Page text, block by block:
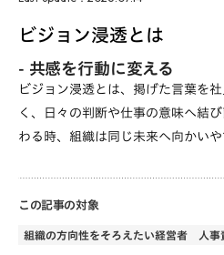
ビジョン浸透とは
- 共感を行動に変える
ビジョン浸透とは、掲げた言葉を
く、日々の判断や仕事の意味へ結
わる時、組織は同じ未来へ向かいや
この記事の対象
組織の方向性をそろえたい経営者 人事